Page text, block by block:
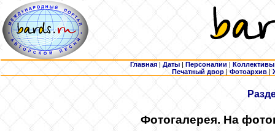
Главная | Даты | Персоналии | Коллективы
Печатный двор |Фотоархив |
Фотогалерея. На